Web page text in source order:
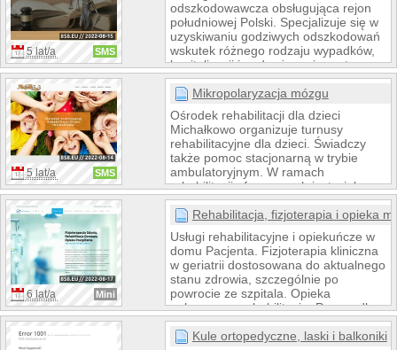
5 lat/a SMS
odszkodowawcza obsługująca rejon
południowej Polski. Specjalizuje się w
uzyskiwaniu godziwych odszkodowań
wskutek różnego rodzaju wypadków,
kapitalizacji i podwyższaniu rent oraz
świadczeniu bezpłatnej rehabilitacji z
OC sprawcy.
5 lat/a SMS
Mikropolaryzacja mózgu
Ośrodek rehabilitacji dla dzieci
Michałkowo organizuje turnusy
rehabilitacyjne dla dzieci. Świadczy
także pomoc stacjonarną w trybie
ambulatoryjnym. W ramach
rehabilitacji oferowanych jest wiele
terapii dostosowanych do potrzeb
dziecka. Są to m.in. mikropolaryzacja
masaże, terapia ręki oraz wiele
innych.
6 lat/a Mini
Rehabilitacja, fizjoterapia i opieka
Usługi rehabilitacyjne i opiekuńcze w
domu Pacjenta. Fizjoterapia kliniczna
w geriatrii dostosowana do aktualnego
stanu zdrowia, szczególnie po
powrocie ze szpitala. Opieka
połączona z rehabilitacją. Pomoc dla
rodzin w zakresie sprawowanej opieki
nad chorym i niepełnosprawnym
Kule ortopedyczne, laski i balkoniki